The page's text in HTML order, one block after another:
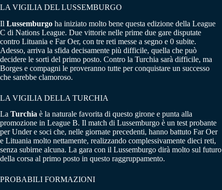
LA VIGILIA DEL LUSSEMBURGO
Il Lussemburgo ha iniziato molto bene questa edizione della League
C di Nations League. Due vittorie nelle prime due gare disputate
contro Lituania e Far Oer, con tre reti messe a segno e 0 subite.
Adesso, arriva la sfida decisamente più difficile, quella che può
decidere le sorti del primo posto. Contro la Turchia sarà difficile, ma
Borges e compagni le proveranno tutte per conquistare un successo
che sarebbe clamoroso.
LA VIGILIA DELLA TURCHIA
La Turchia è la naturale favorita di questo girone e punta alla
promozione in League B. Il match di Lussemburgo è un test probante
per Under e soci che, nelle giornate precedenti, hanno battuto Far Oer
e Lituania molto nettamente, realizzando complessivamente dieci reti,
senza subirne alcuna. La gara con il Lussemburgo dirà molto sul futuro
della corsa al primo posto in questo raggruppamento.
PROBABILI FORMAZIONI